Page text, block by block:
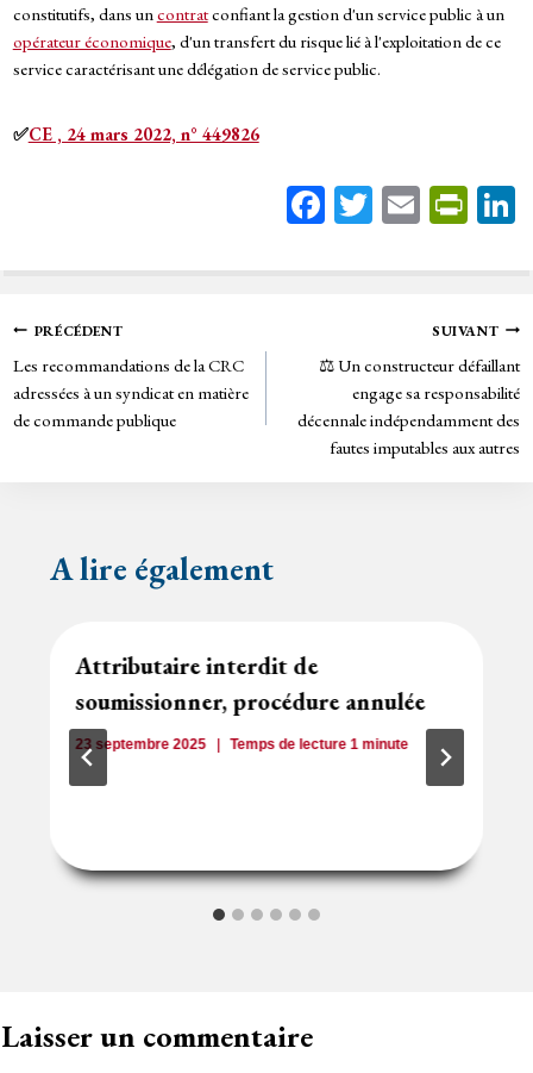
constitutifs, dans uncontratconfiant la gestion d'un service public à un
opérateur économique, d'un transfert du risque lié à l'exploitation de ce
service caractérisant une délégation de service public.
✅CE , 24 mars 2022, n° 449826
Fa
bo
T
tt
E
ail
Pr
tF
rie
n
dl
y
Navigation
de
l’article
PRÉCÉDENT
Les recommandations de la CRC
adressées à un syndicat en matière
de commande publique
SUIVANT
⚖️ Un constructeur défaillant
engage sa responsabilité
décennale indépendamment des
fautes imputables aux autres
A lire également
Attributaire interdit de
soumissionner, procédure annulée
23 septembre 2025 Temps de lecture 1minute
Laisser un commentaire